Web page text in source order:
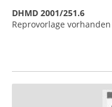
DHMD 2001/251.6
Reprovorlage vorhanden